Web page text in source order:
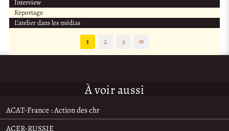
Interview
Reportage
L’atelier dans les médias
1
2 3 ∞
À voir aussi
ACAT-France : Action des chr
ACER-RUSSIE